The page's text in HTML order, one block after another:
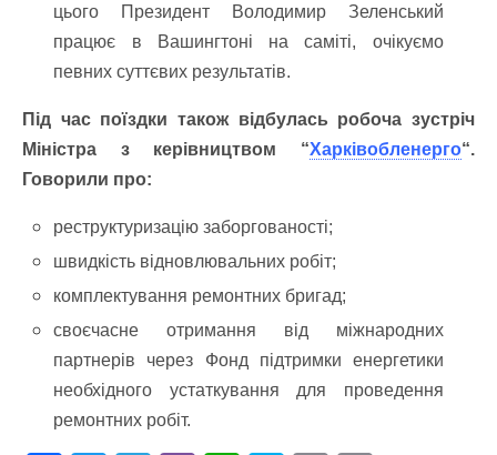
цього Президент Володимир Зеленський
працює в Вашингтоні на саміті, очікуємо
певних суттєвих результатів.
Під час поїздки також відбулась робоча зустріч
Міністра з керівництвом “Харківобленерго“.
Говорили про:
реструктуризацію заборгованості;
швидкість відновлювальних робіт;
комплектування ремонтних бригад;
своєчасне отримання від міжнародних
партнерів через Фонд підтримки енергетики
необхідного устаткування для проведення
ремонтних робіт.